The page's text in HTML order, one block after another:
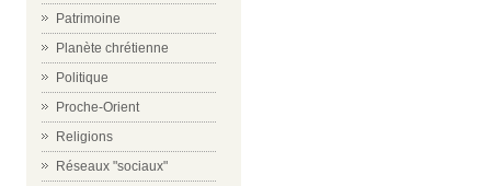
Patrimoine
Planète chrétienne
Politique
Proche-Orient
Religions
Réseaux "sociaux"